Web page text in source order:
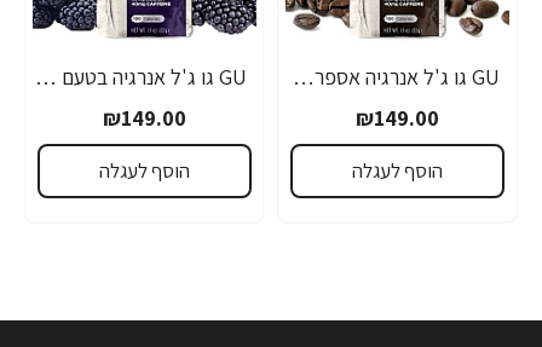
GU גו ג'ל אנרגיה אספרסו 32 גרם - 24 יחידות
₪149.00
הוסף לעגלה
GU גו ג'ל אנרגיה בטעם פטל שחור 32 גרם - 24 יחידות
₪149.00
הוסף לעגלה